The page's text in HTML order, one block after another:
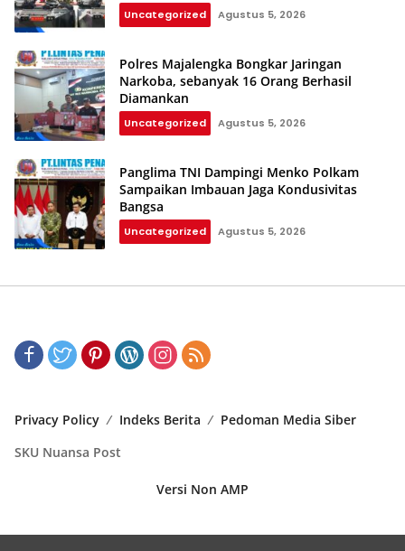
Uncategorized Agustus 5, 2026
Polres Majalengka Bongkar Jaringan
Narkoba, sebanyak 16 Orang Berhasil
Diamankan
Uncategorized Agustus 5, 2026
Panglima TNI Dampingi Menko Polkam
Sampaikan Imbauan Jaga Kondusivitas
Bangsa
Uncategorized Agustus 5, 2026
Privacy Policy Indeks Berita
Pedoman Media Siber
SKU Nuansa Post
Versi Non AMP